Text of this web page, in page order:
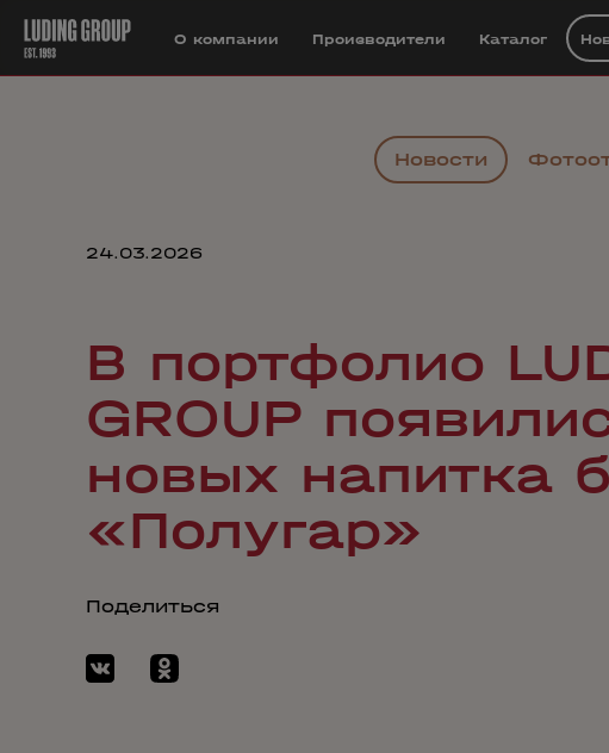
О компании Производители Каталог
Новости
24.03.2026
В портфолио
GROUP
новых напитка
«Полугар»
Поделиться